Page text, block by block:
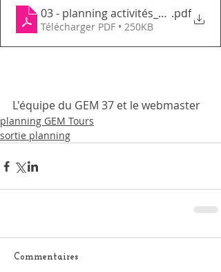
03 - planning activités_mars 2024_
.pdf
Télécharger PDF • 250KB
L'équipe du GEM 37 et le webmaster
planning GEM Tours
sortie planning
Commentaires